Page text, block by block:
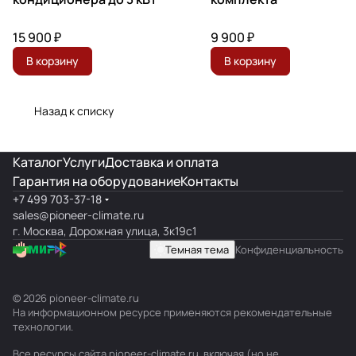
15 900 ₽
В корзину
9 900 ₽
В корзину
Назад к списку
КаталогУслугиДоставка и оплата
Гарантия на оборудованиеКонтакты
+7 499 703-37-18
sales@pioneer-climate.ru
г. Москва, Дорожная улица, 3к19с1
Темная тема Конфиденциальность
© 2026 pioneer-climate.ru
На информационном ресурсе применяются рекомендательные
технологии.